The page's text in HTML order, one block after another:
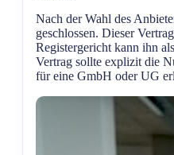
Nach der Wahl des
geschlossen. Dieser
Registergericht kann ihn
Vertrag sollte explizit die
für eine GmbH oder UG